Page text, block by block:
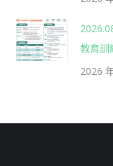
教育訓
2026